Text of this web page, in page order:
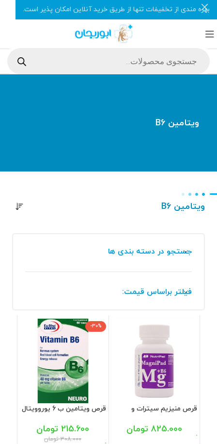
ویتامین B6
ویتامین B6
جستجو در دسته بندی ها
فیلتر براساس قیمت:
قرص منیزیم سیترات و
عددی825.000 تومان
-30%
قرص ویتامین ب 6 یوروویتال
308.000 تومان
215.600 تومان
بهره مندی از تخفیفات تنها از طریق خرید آنلاین امکان پذیر است.